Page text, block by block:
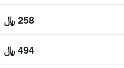
258 ﷼
494 ﷼